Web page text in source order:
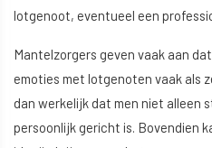
lotgenoot, eventueel een
Mantelzorgers geven vaak aan
emoties met lotgenoten vaak als
dan werkelijk dat men niet alleen
persoonlijk gericht is. Bovendien